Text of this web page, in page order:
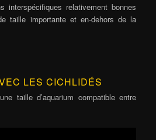
interspécifiques relativement bonnes
taille importante et en-dehors de la
LES CICHLIDÉS
taille d’aquarium compatible entre